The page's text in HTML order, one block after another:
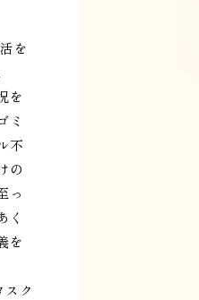
を
を
ミ
不
の
っ
く
を
ク